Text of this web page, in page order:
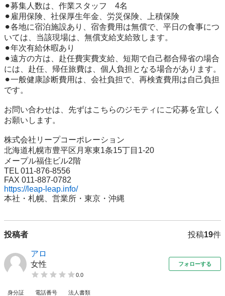
⚫︎募集人数は、作業スタッフ　4名
⚫︎雇用保険、社保厚生年金、労災保険、上積保険
⚫︎各地に宿泊施設あり、宿舎費用は無償で、平日の食事につ
いては、当該現場は、無償支給支給致します。
⚫︎年次有給休暇あり
⚫︎遠方の方は、赴任費実費支給、短期で自己都合帰省の場合
には、赴任、帰任旅費は、個人負担となる場合があります。
⚫︎一般健康診断費用は、会社負担で、再検査費用は自己負担
です。
お問い合わせは、先ずはこちらのジモティにご応募を宜しく
お願いします。
株式会社リープコーポレーション
北海道札幌市豊平区月寒東1条15丁目1-20
メープル福住ビル2階
TEL 011-876-8556
https://leap-leap.info/
本社・札幌、営業所・東京・沖縄
投稿者 投稿19件
アロ
女性
0.0
フォローする
身分証 電話番号 法人書類